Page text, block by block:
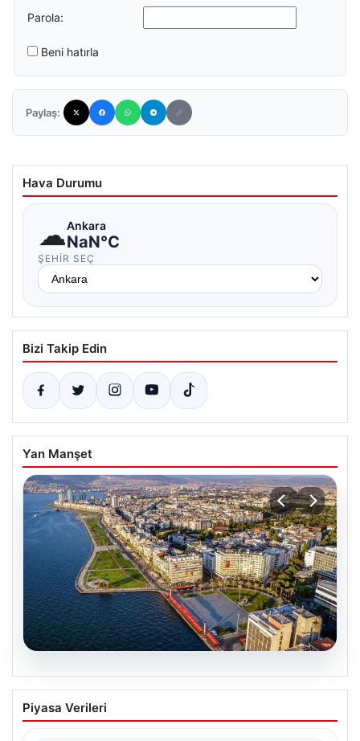
Parola:
Beni hatırla
Paylaş:
Hava Durumu
☁Ankara
NaN°C
ŞEHIR SEÇ
Bizi Takip Edin
Yan Manşet
05.08.2026
İzmir’de Basketbolun Yeni Adresi:
Arashi Sports Academy
Piyasa Verileri